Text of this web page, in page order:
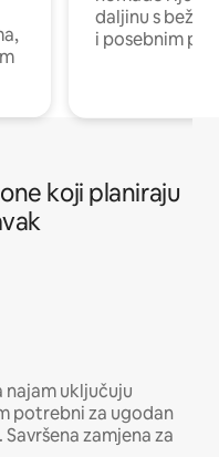
daljinu s
i posebnim
koji planiraju
uključuju
potrebni za ugodan
zamjena za